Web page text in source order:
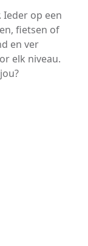
Ieder op een
fietsen of
en ver
elk niveau.